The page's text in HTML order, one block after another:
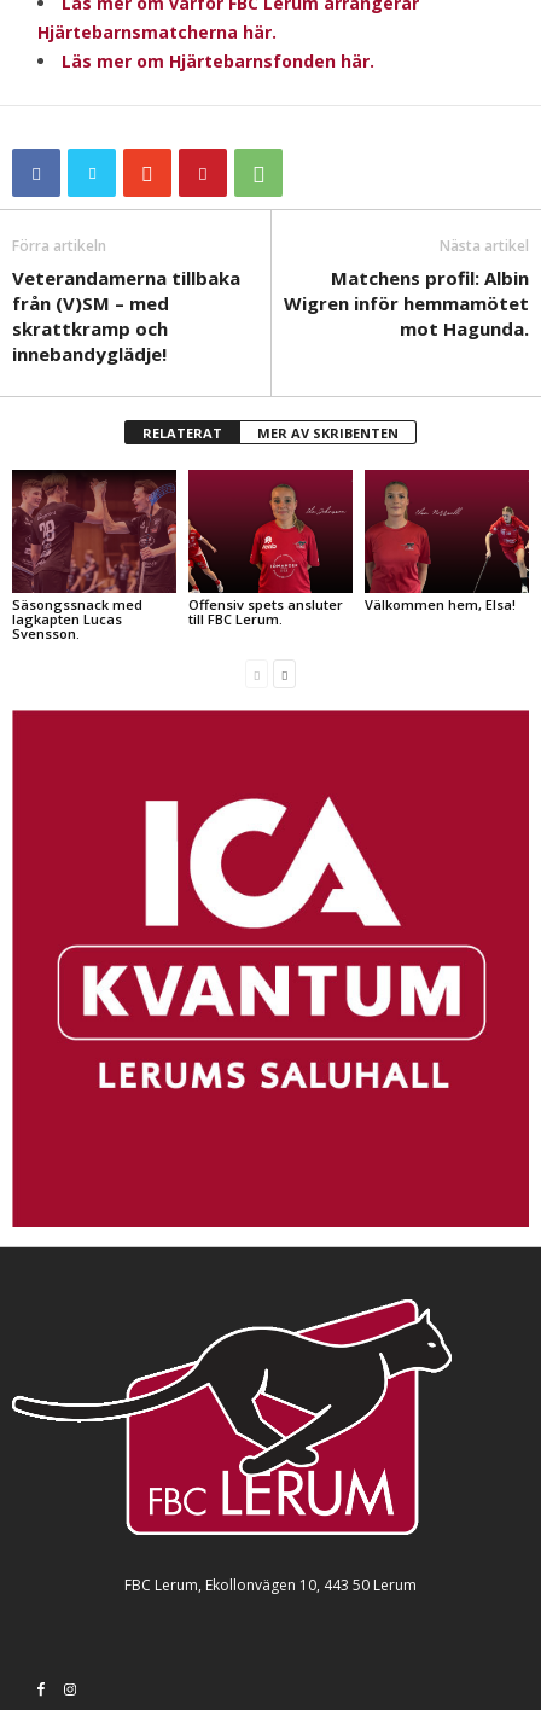
Hjärtebarnsmatcherna här.
Läs mer om Hjärtebarnsfonden här.
Förra artikeln
Veterandamerna tillbaka
från (V)SM – med
skrattkramp och
innebandyglädje!
Nästa artikel
Matchens profil: Albin
Wigren inför hemmamötet
mot Hagunda.
RELATERAT MER AV SKRIBENTEN
Säsongssnack med
lagkapten Lucas
Svensson.
Offensiv spets ansluter
till FBC Lerum.
Välkommen hem, Elsa!
FBC Lerum, Ekollonvägen 10, 443 50 Lerum